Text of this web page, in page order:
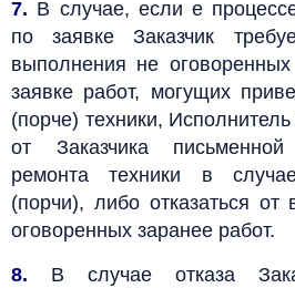
7. В случае, если е
по заявке Заказчик
выполнения не
заявке работ, могущих
(порче) техники,
от Заказчика
ремонта техники в
(порчи), либо отказаться
оговоренных заранее работ.
8. В случае отказа